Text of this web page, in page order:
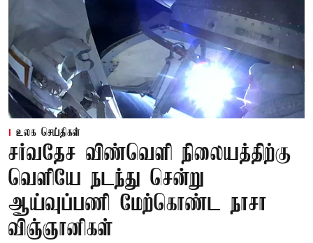
உலக செய்திகள்
சர்வதேச விண்வெளி நிலையத்திற்கு
வெளியே நடந்து சென்று
ஆய்வுப்பணி மேற்கொண்ட நாசா
விஞ்ஞானிகள்